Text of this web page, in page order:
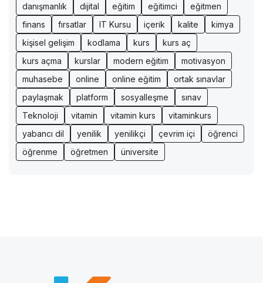
danışmanlık
dijital eğitim eğitimci
eğitmen
finans
fırsatlar IT Kursu içerik kalite
kimya
kişisel gelişim
kodlama kurs
kurs aç
kurs açma
kurslar modern eğitim
motivasyon
muhasebe
online online eğitim
ortak sınavlar
paylaşmak
platform sosyalleşme
sınav
Teknoloji
vitamin vitamin kurs
vitaminkurs
yabancı dil
yenilik yenilikçi çevrim içi
öğrenci
öğrenme
öğretmen üniversite